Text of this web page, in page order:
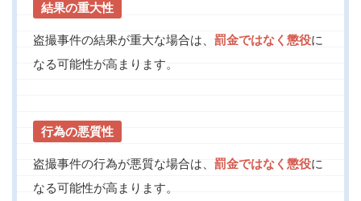
結果の重大性
盗撮事件の結果が重大な場合は、 罰金ではなく懲役に
なる可能性が高まります。
行為の悪質性
盗撮事件の行為が悪質な場合は、 罰金ではなく懲役に
なる可能性が高まります。